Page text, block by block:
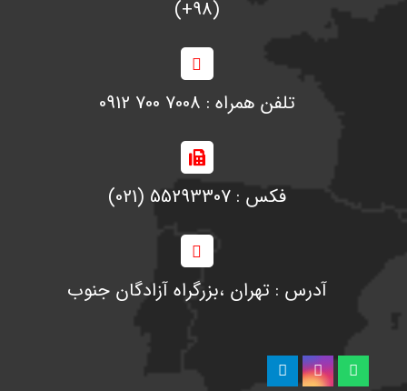
(98+)
تلفن همراه : 7008 700 0912
فکس : 55293307 (021)
آدرس : تهران ،‌بزرگراه آزادگان جنوب